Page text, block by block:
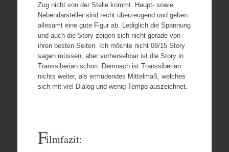
Zug nicht von der Stelle kommt. Haupt- sowie
Nebendarsteller sind recht überzeugend und geben
allesamt eine gute Figur ab. Lediglich die Spannung
und auch die Story zeigen sich nicht gerade von
ihren besten Seiten. Ich möchte nicht 08/15 Story
sagen müssen, aber vorhersehbar ist die Story in
Transsiberian schon. Demnach ist Transsiberian
nichts weiter, als ermüdendes Mittelmaß, welches
sich mit viel Dialog und wenig Tempo auszeichnet.
Filmfazit: